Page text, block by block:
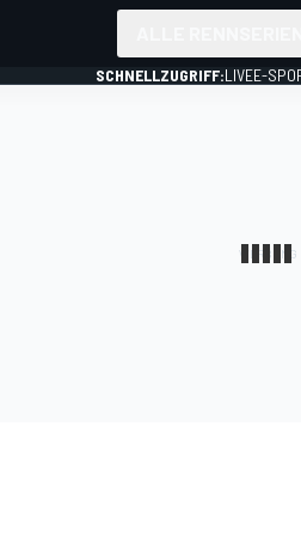
SCHNELLZUGRIFF:LIVEE-